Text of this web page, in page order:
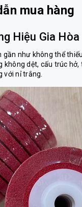
mua hàng
Hiệu Gia Hòa
gần như không thể
dệt, cấu trúc
với nỉ trắng.